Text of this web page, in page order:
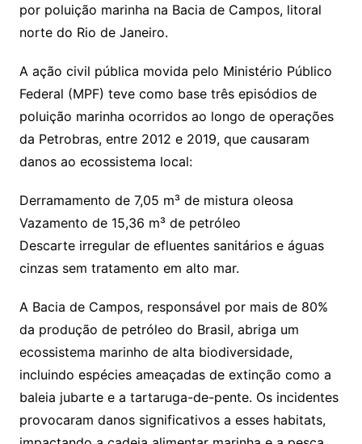
por poluição marinha na Bacia de Campos, litoral
norte do Rio de Janeiro.
A ação civil pública movida pelo Ministério Público
Federal (MPF) teve como base três episódios de
poluição marinha ocorridos ao longo de operações
da Petrobras, entre 2012 e 2019, que causaram
danos ao ecossistema local:
Derramamento de 7,05 m³ de mistura oleosa
Vazamento de 15,36 m³ de petróleo
Descarte irregular de efluentes sanitários e águas
cinzas sem tratamento em alto mar.
A Bacia de Campos, responsável por mais de 80%
da produção de petróleo do Brasil, abriga um
ecossistema marinho de alta biodiversidade,
incluindo espécies ameaçadas de extinção como a
baleia jubarte e a tartaruga-de-pente. Os incidentes
provocaram danos significativos a esses habitats,